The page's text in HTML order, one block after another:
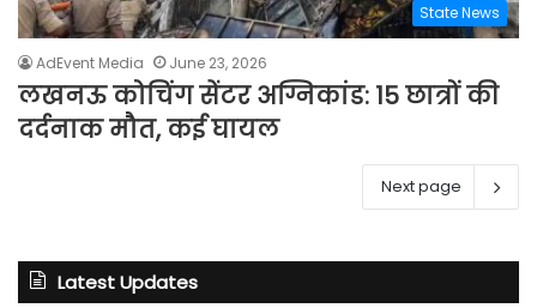
State News
AdEvent Media June 23, 2026
लखनऊ कोचिंग सेंटर अग्निकांड: 15 छात्रों की
दर्दनाक मौत, कई घायल
Next page
Latest Updates